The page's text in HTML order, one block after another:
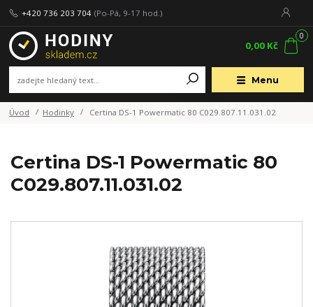
Menu
+420 736 203 704 (Po-Pá, 9-17 hod.)
0
0,00 Kč
Úvod Hodinky Certina DS-1 Powermatic 80 C029.807.11.031.02
Certina DS-1 Powermatic 80
C029.807.11.031.02